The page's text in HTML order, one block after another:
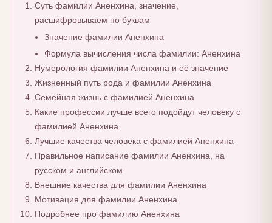
Суть фамилии Аненхина, значение,
расшифровываем по буквам
Значение фамилии Аненхина
Формула вычисления числа фамилии: Аненхина
Нумерология фамилии Аненхина и её значение
Жизненный путь рода и фамилии Аненхина
Семейная жизнь с фамилией Аненхина
Какие профессии лучше всего подойдут человеку с
фамилией Аненхина
Лучшие качества человека с фамилией Аненхина
Правильное написание фамилии Аненхина, на
русском и английском
Внешние качества для фамилии Аненхина
Мотивация для фамилии Аненхина
Подробнее про фамилию Аненхина